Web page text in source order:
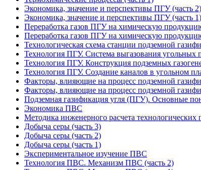
Экономика, значение и перспективы ПГУ (часть 2)
Экономика, значение и перспективы ПГУ (часть 1)
Переработка газов ПГУ на химическую
Переработка газов ПГУ на химическую
Технологическая схема станции подземной
Технология ПГУ. Система выгазования угольных
Технология ПГУ. Конструкция подземных
Технология ПГУ. Создание каналов в угольном
Факторы, влияющие на процесс подземной
Факторы, влияющие на процесс подземной
Подземная газификация угля (ПГУ). Основные
Экономика ПВС
Методика инженерного расчета
Добыча серы (часть 3)
Добыча серы (часть 2)
Добыча серы (часть 1)
Экспериментальное изучение ПВС
Технология ПВС. Механизм ПВС (часть 2)